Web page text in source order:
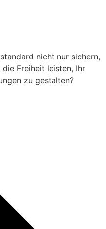
nicht nur sichern,
Freiheit leisten, Ihr
zu gestalten?